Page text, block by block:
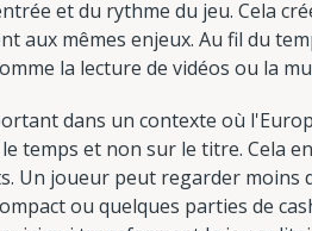
et du rythme du jeu. Cela
aux mêmes enjeux. Au fil du
la lecture de vidéos ou la
dans un contexte où
temps et non sur le titre. Cela
Un joueur peut regarder
ou quelques parties de